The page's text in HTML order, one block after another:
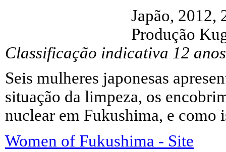
Japão, 2012,
Produção
Classificação indicativa 12 anos
Seis mulheres japonesas
situação da limpeza, os
nuclear em Fukushima, e como
Women of Fukushima - Site